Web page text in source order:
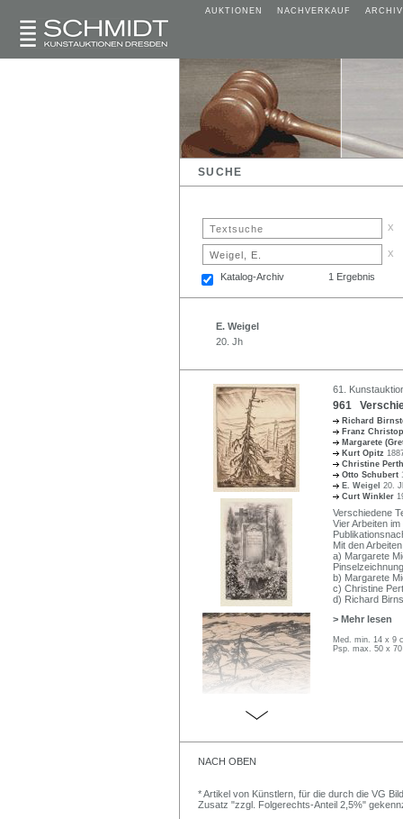
AUKTIONEN NACHVERKAUF ARCHIV
SUCHE
x
x
Katalog-Archiv 1 Ergebnis
E. Weigel
20. Jh
61.
961
Richard
Franz
Margarete
Kurt Opitz
Christine
Otto Schubert
E. Weigel 20.
Curt Winkler
Verschiedene
Vier Arbeiten
Mit den
a) Margarete
b) Margarete
c) Christine
d) Richard
> Mehr lesen
Med. min. 14 x 9
Psp. max. 50 x
NACH OBEN
* Artikel von Künstlern, für die durch die VG
Zusatz "zzgl. Folgerechts-Anteil 2,5%"